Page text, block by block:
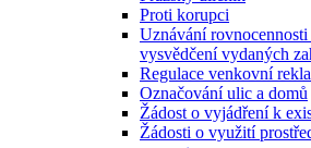
Proti korupci
Uznávání
vysvědčení vydaných
Regulace venkovní
Označování ulic a domů
Žádost o vyjádření k
Žádosti o využití